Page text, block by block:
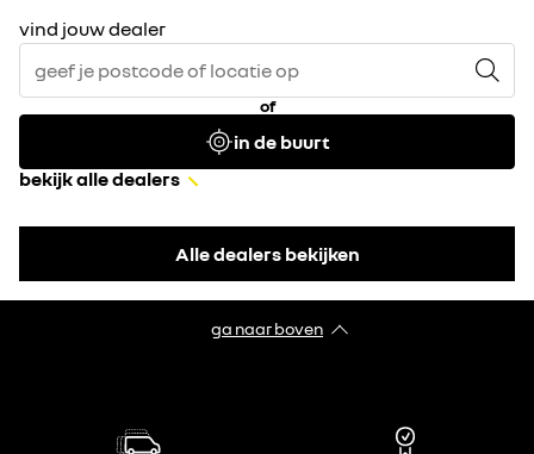
vind jouw dealer
of
in de buurt
bekijk alle dealers
Alle dealers bekijken
ga naar boven